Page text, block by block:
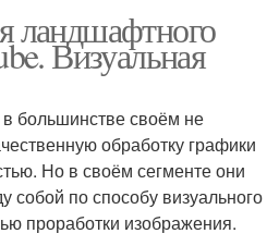
ландшафтного
Визуальная
большинстве своём не
обработку графики
Но в своём сегменте они
собой по способу визуального
проработки изображения.